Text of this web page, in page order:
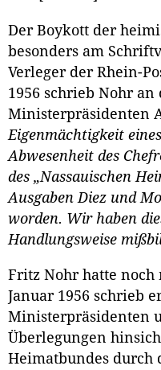
Der Boykott der
besonders am
Verleger der Rhein-
1956 schrieb Nohr
Ministerpräsidenten
Eigenmächtigkeit
Abwesenheit des
des „Nassauischen
Ausgaben Diez und
worden. Wir haben
Handlungsweise
Fritz Nohr hatte noch
Januar 1956 schrieb
Ministerpräsidenten
Überlegungen
Heimatbundes durch